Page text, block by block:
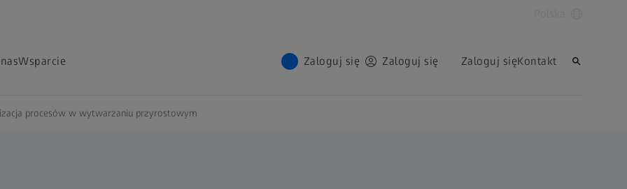
Wsparcie Zaloguj się Zaloguj się Zaloguj sięKontakt
procesów w wytwarzaniu przyrostowym